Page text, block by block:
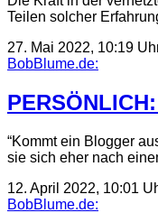
Teilen solcher
27. Mai 2022, 10:19
BobBlume.de:
“Kommt ein Blogger
sie sich eher nach
12. April 2022, 10:01
BobBlume.de: